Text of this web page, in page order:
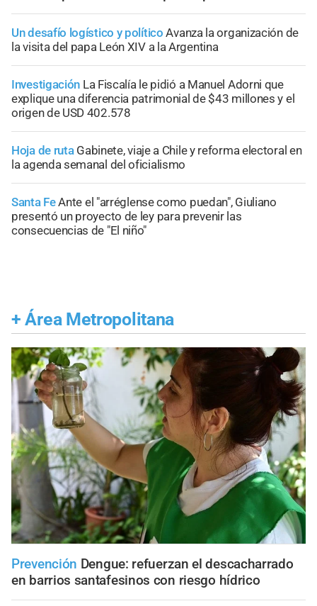
Un desafío logístico y político Avanza la organización de
la visita del papa León XIV a la Argentina
Investigación La Fiscalía le pidió a Manuel Adorni que
explique una diferencia patrimonial de $43 millones y el
origen de USD 402.578
Hoja de ruta Gabinete, viaje a Chile y reforma electoral en
la agenda semanal del oficialismo
Santa FeAnte el "arréglense como puedan", Giuliano
presentó un proyecto de ley para prevenir las
consecuencias de "El niño"
+ Área Metropolitana
Prevención Dengue: refuerzan el descacharrado
en barrios santafesinos con riesgo hídrico